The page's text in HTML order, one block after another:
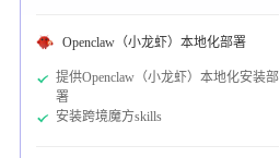
Openclaw（小龙虾）本地化部署
提供Openclaw（小龙虾）本地化安装部
署
安装跨境魔方skills